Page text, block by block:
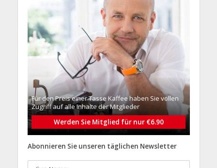
Für den Preis einer Tasse Kaffee haben Sie vollen
Zugriff auf alle Inhalte der Mitglieder
Werden Sie Mitglied für nur €6.90
Abonnieren Sie unseren täglichen Newsletter